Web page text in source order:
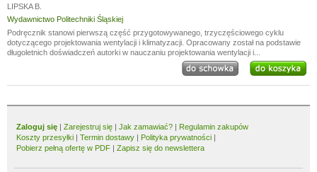
LIPSKA B.
Wydawnictwo Politechniki Śląskiej
Podręcznik stanowi pierwszą część przygotowywanego, trzyczęściowego cyklu
dotyczącego projektowania wentylacji i klimatyzacji. Opracowany został na podstawie
długoletnich doświadczeń autorki w nauczaniu projektowania wentylacji i...
Zaloguj się | Zarejestruj się | Jak zamawiać? | Regulamin zakupów
Koszty przesyłki | Termin dostawy | Polityka prywatności |
Pobierz pełną ofertę w PDF | Zapisz się do newslettera